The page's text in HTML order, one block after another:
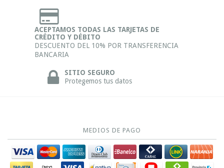
ACEPTAMOS TODAS LAS TARJETAS DE
CRÉDITO Y DÉBITO
DESCUENTO DEL 10% POR TRANSFERENCIA
BANCARIA
SITIO SEGURO
Protegemos tus datos
MEDIOS DE PAGO